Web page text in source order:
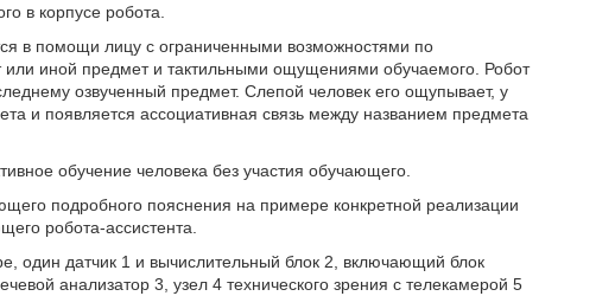
в корпусе робота.
в помощи лицу с ограниченными возможностями по
иной предмет и тактильными ощущениями обучаемого. Робот
озвученный предмет. Слепой человек его ощупывает, у
и появляется ассоциативная связь между названием предмета
обучение человека без участия обучающего.
подробного пояснения на примере конкретной реализации
робота-ассистента.
один датчик 1 и вычислительный блок 2, включающий блок
анализатор 3, узел 4 технического зрения с телекамерой 5